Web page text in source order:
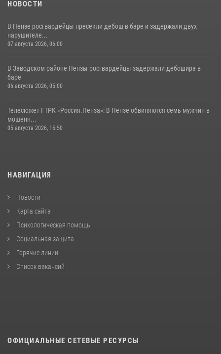
НОВОСТИ
В Пензе росгвардейцы пресекли дебош в баре и задержали двух
нарушителе...
07 августа 2026, 06:00
В Заводском районе Пензы росгвардейцы задержали дебошира в
баре
06 августа 2026, 05:00
Телесюжет ГТРК «Россия.Пенза»: В Пензе обвиняются семь мужчин в
мошенн...
05 августа 2026, 15:50
НАВИГАЦИЯ
Новости
Карта сайта
Психологическая помощь
Социальная защита
Горячие линии
Список вакансий
ОФИЦИАЛЬНЫЕ СЕТЕВЫЕ РЕСУРСЫ